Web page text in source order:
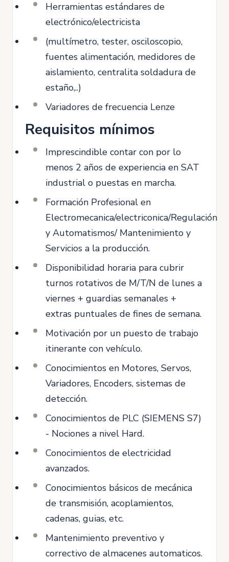
Herramientas estándares de
electrónico/electricista
(multímetro, tester, osciloscopio,
fuentes alimentación, medidores de
aislamiento, centralita soldadura de
estaño,..)
Variadores de frecuencia Lenze
Requisitos mínimos
Imprescindible contar con por lo
menos 2 años de experiencia en SAT
industrial o puestas en marcha.
Formación Profesional en
Electromecanica/electriconica/Regulación
y Automatismos/ Mantenimiento y
Servicios a la producción.
Disponibilidad horaria para cubrir
turnos rotativos de M/T/N de lunes a
viernes + guardias semanales +
extras puntuales de fines de semana.
Motivación por un puesto de trabajo
itinerante con vehículo.
Conocimientos en Motores, Servos,
Variadores, Encoders, sistemas de
detección.
Conocimientos de PLC (SIEMENS S7)
- Nociones a nivel Hard.
Conocimientos de electricidad
avanzados.
Conocimientos básicos de mecánica
de transmisión, acoplamientos,
cadenas, guias, etc.
Mantenimiento preventivo y
correctivo de almacenes automaticos.